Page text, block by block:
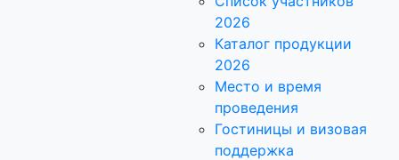
2026
Каталог продукции
2026
Место и время
проведения
Гостиницы и визовая
поддержка